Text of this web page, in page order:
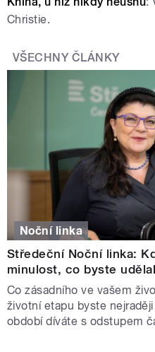
Christie.
VŠECHNY ČLÁNKY
Noční linka
Středeční Noční linka:
minulost, co byste
Co zásadního ve vašem
životní etapu byste
období díváte s odstupem